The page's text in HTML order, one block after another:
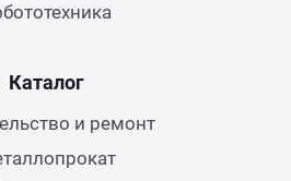
Каталог
и ремонт